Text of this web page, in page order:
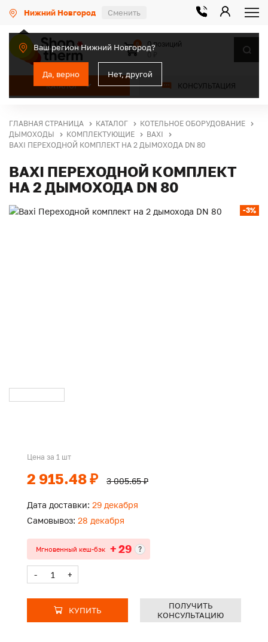
Нижний Новгород Сменить
Ваш регион Нижний Новгород?
Да, верно Нет, другой
КАТАЛОГ КОНСУЛЬТАЦИЯ
0
0 позиций
ГЛАВНАЯ СТРАНИЦА КАТАЛОГ
КОТЕЛЬНОЕ ОБОРУДОВАНИЕ
ДЫМОХОДЫ
КОМПЛЕКТУЮЩИЕ
BAXI
BAXI ПЕРЕХОДНОЙ КОМПЛЕКТ НА 2 ДЫМОХОДА DN 80
BAXI ПЕРЕХОДНОЙ КОМПЛЕКТ
НА 2 ДЫМОХОДА DN 80
-3%
Цена за 1 шт
2 915.48 ₽ 3 005.65 ₽
Дата доставки: 29 декабря
Самовывоз: 28 декабря
Мгновенный кеш-бэк + 29 ?
- +
КУПИТЬ
ПОЛУЧИТЬ
КОНСУЛЬТАЦИЮ